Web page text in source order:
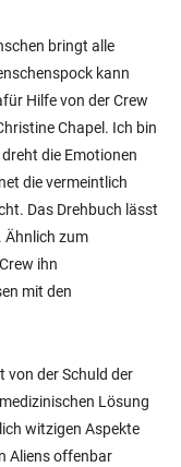
bringt alle
kann
Hilfe von der Crew
Chapel. Ich bin
die Emotionen
die vermeintlich
Das Drehbuch lässt
Ähnlich zum
ihn
mit den
von der Schuld der
Lösung
witzigen Aspekte
Aliens offenbar